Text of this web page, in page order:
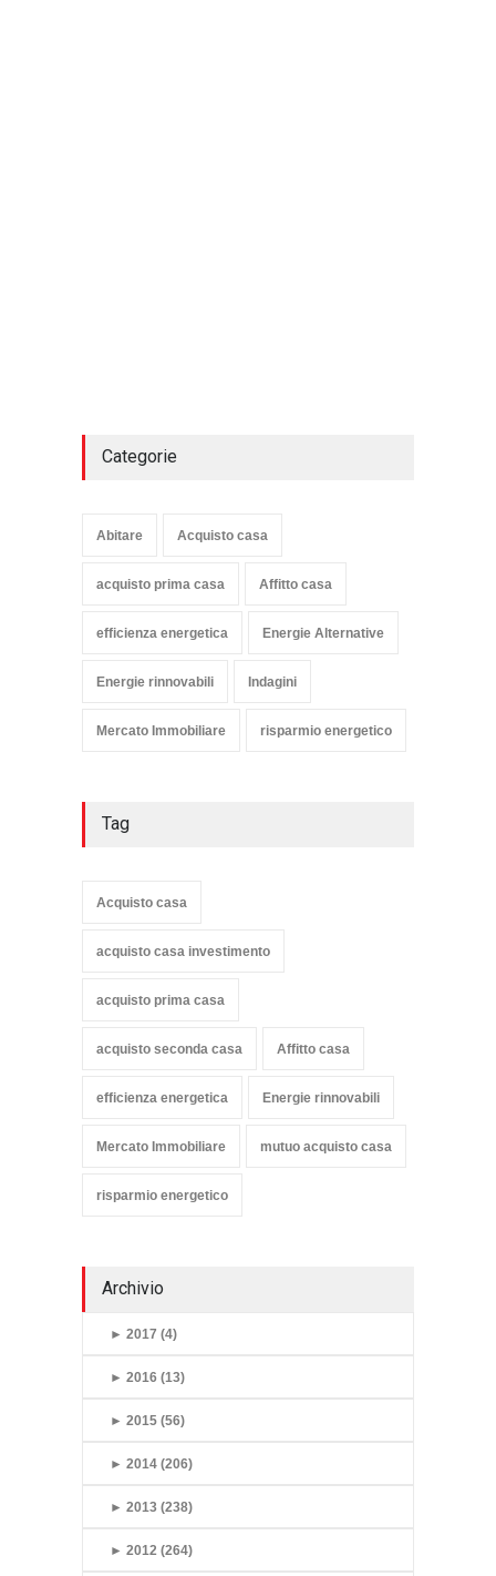
Categorie
Abitare Acquisto casa
acquisto prima casa Affitto casa
efficienza energetica Energie Alternative
Energie rinnovabili Indagini
Mercato Immobiliare risparmio energetico
Tag
Acquisto casa
acquisto casa investimento
acquisto prima casa
acquisto seconda casa Affitto casa
efficienza energetica Energie rinnovabili
Mercato Immobiliare mutuo acquisto casa
risparmio energetico
Archivio
► 2017 (4)
► 2016 (13)
► 2015 (56)
► 2014 (206)
► 2013 (238)
► 2012 (264)